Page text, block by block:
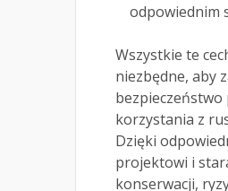
odpowiednim
Wszystkie te
niezbędne, aby
bezpieczeństwo
korzystania z
Dzięki
projektowi i
konserwacji,